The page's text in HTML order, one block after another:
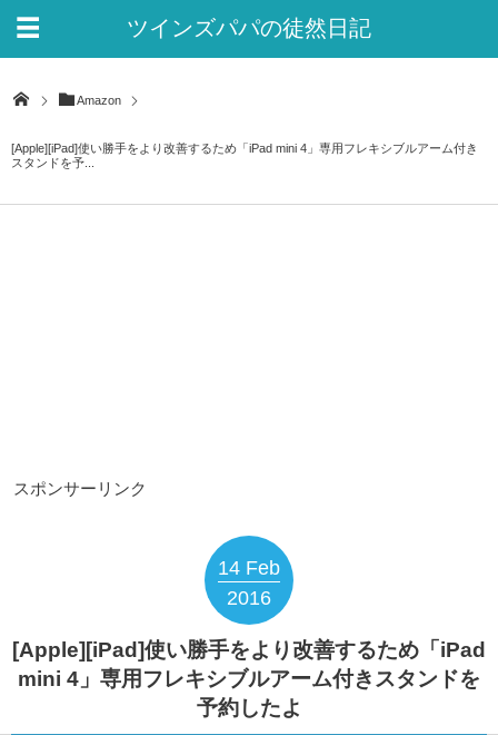
ツインズパパの徒然日記
Amazon
[Apple][iPad]使い勝手をより改善するため「iPad mini 4」専用フレキシブルアーム付き
スタンドを予...
スポンサーリンク
14 Feb
2016
[Apple][iPad]使い勝手をより改善するため「iPad
mini 4」専用フレキシブルアーム付きスタンドを
予約したよ